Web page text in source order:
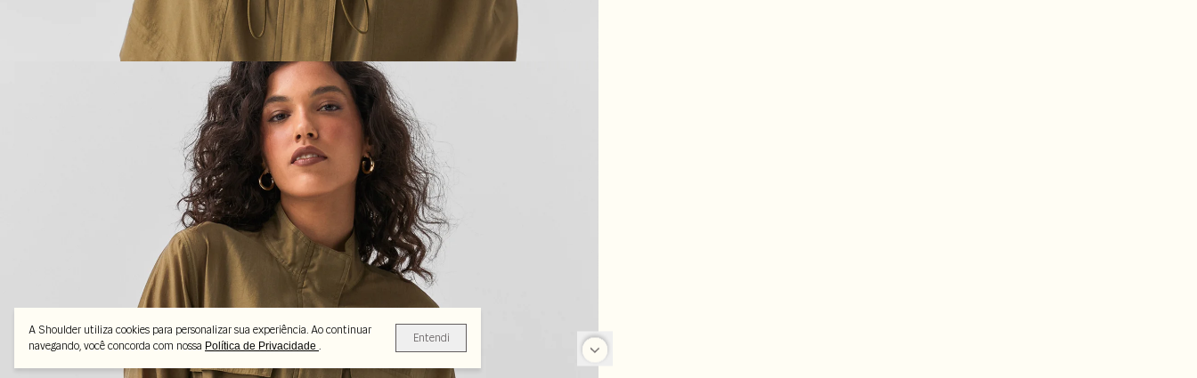
A Shoulder utiliza cookies para personalizar sua experiência. Ao continuar
navegando, você concorda com nossa Política de Privacidade .
Entendi